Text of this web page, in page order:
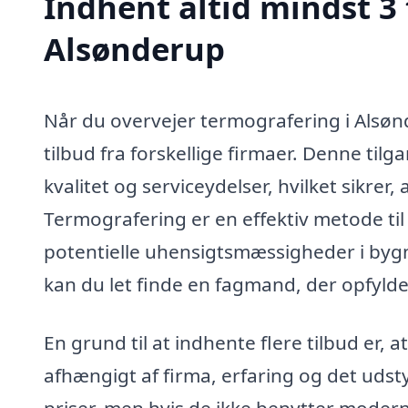
Alsønderup
Når du overvejer termografering i
tilbud fra forskellige firmaer. Denne
kvalitet og serviceydelser, hvilket
Termografering er en effektiv metode
potentielle uhensigtsmæssigheder i
kan du let finde en fagmand, der
En grund til at indhente flere tilbud er,
afhængigt af firma, erfaring og det